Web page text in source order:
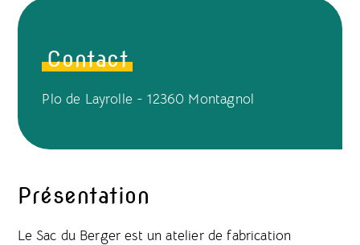
Présentation
Le Sac du Berger est un atelier de fabrication
Contact
Plo de Layrolle - 12360 Montagnol